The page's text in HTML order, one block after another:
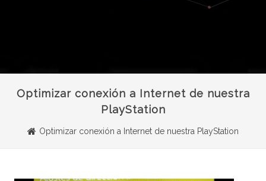
Optimizar conexión a Internet de nuestra
PlayStation
Optimizar conexión a Internet de nuestra PlayStation